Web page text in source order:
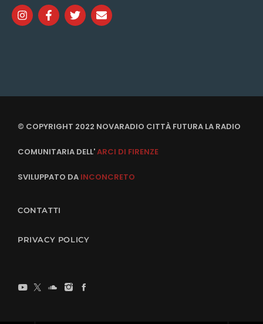
© COPYRIGHT 2022 NOVARADIO CITTÀ FUTURA LA RADIO
COMUNITARIA DELL'ARCI DI FIRENZE
SVILUPPATO DA INCONCRETO
CONTATTI
PRIVACY POLICY